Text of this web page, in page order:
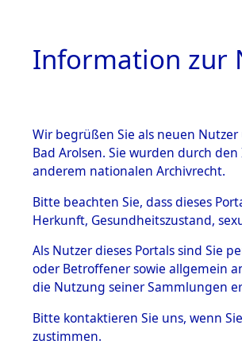
HOME
BESTÄNDE
Inhaftierungsdoku
mente
5. Verschiedenes
Todesmärsche
5.3.1 Alliierte
Information zur
Wir begrüßen Sie als neuen
Bad Arolsen. Sie wurden durch
anderem nationalen Archivrecht.
Bitte beachten Sie, dass dieses
Herkunft, Gesundheitszustand,
Als Nutzer dieses Portals sind Sie
oder Betroffener sowie allgemein
die Nutzung seiner Sammlungen
Bitte kontaktieren Sie uns, wenn
zustimmen.